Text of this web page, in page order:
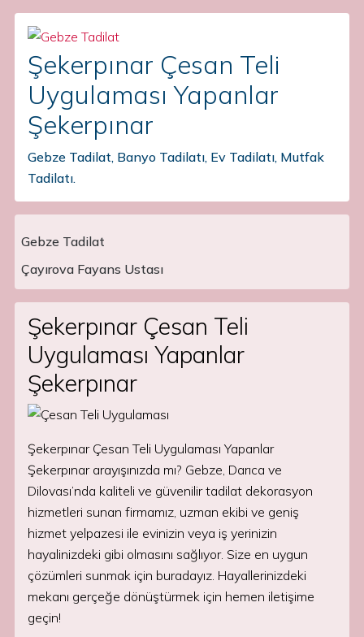
Şekerpınar Çesan Teli
Uygulaması Yapanlar
Şekerpınar
Gebze Tadilat, Banyo Tadilatı, Ev Tadilatı, Mutfak
Tadilatı.
Main Navigation
Gebze Tadilat
Çayırova Fayans Ustası
Şekerpınar Çesan Teli
Uygulaması Yapanlar
Şekerpınar
Şekerpınar Çesan Teli Uygulaması Yapanlar
Şekerpınar arayışınızda mı? Gebze, Darıca ve
Dilovası’nda kaliteli ve güvenilir tadilat dekorasyon
hizmetleri sunan firmamız, uzman ekibi ve geniş
hizmet yelpazesi ile evinizin veya iş yerinizin
hayalinizdeki gibi olmasını sağlıyor. Size en uygun
çözümleri sunmak için buradayız. Hayallerinizdeki
mekanı gerçeğe dönüştürmek için hemen iletişime
geçin!